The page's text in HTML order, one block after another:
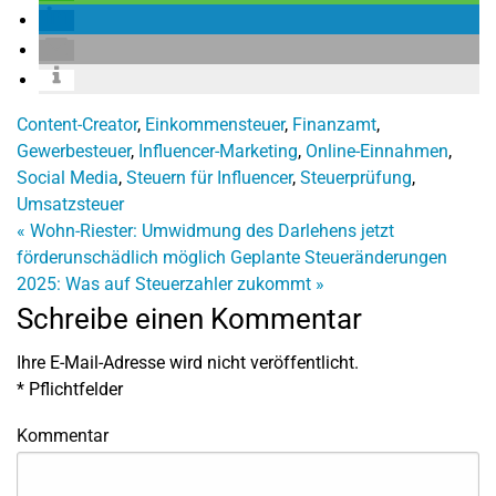
Content-Creator, Einkommensteuer, Finanzamt,
Gewerbesteuer, Influencer-Marketing, Online-Einnahmen,
Social Media, Steuern für Influencer, Steuerprüfung,
Umsatzsteuer
« Wohn-Riester: Umwidmung des Darlehens jetzt
förderunschädlich möglich Geplante Steueränderungen
2025: Was auf Steuerzahler zukommt »
Schreibe einen Kommentar
Ihre E-Mail-Adresse wird nicht veröffentlicht.
* Pflichtfelder
Kommentar